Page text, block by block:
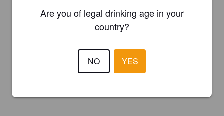
Are you of legal drinking age in your
country?
NO YES